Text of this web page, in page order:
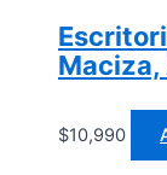
Maciza,
$10,990